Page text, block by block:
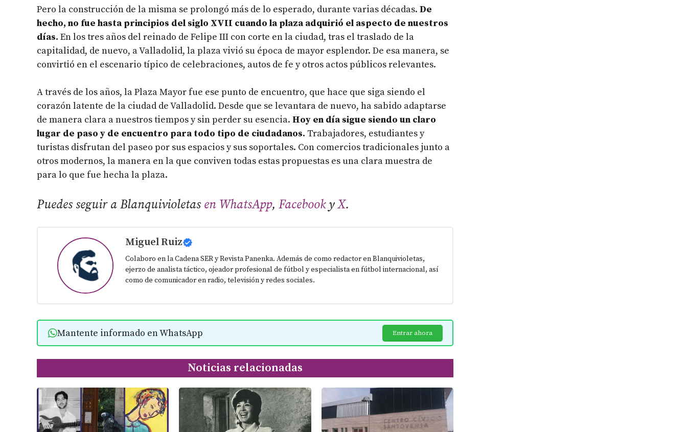
Pero la construcción de la misma se prolongó más de lo esperado, durante varias décadas. De
hecho, no fue hasta principios del siglo XVII cuando la plaza adquirió el aspecto de nuestros
días. En los tres años del reinado de Felipe III con corte en la ciudad, tras el traslado de la
capitalidad, de nuevo, a Valladolid, la plaza vivió su época de mayor esplendor. De esa manera, se
convirtió en el escenario típico de celebraciones, autos de fe y otros actos públicos relevantes.
A través de los años, la Plaza Mayor fue ese punto de encuentro, que hace que siga siendo el
corazón latente de la ciudad de Valladolid. Desde que se levantara de nuevo, ha sabido adaptarse
de manera clara a nuestros tiempos y sin perder su esencia. Hoy en día sigue siendo un claro
lugar de paso y de encuentro para todo tipo de ciudadanos. Trabajadores, estudiantes y
turistas disfrutan del paseo por sus espacios y sus soportales. Con comercios tradicionales junto a
otros modernos, la manera en la que conviven todas estas propuestas es una clara muestra de
para lo que fue hecha la plaza.
Puedes seguir a Blanquivioletas en WhatsApp, FacebookyX.
Miguel Ruiz
Colaboro en la Cadena SER y Revista Panenka. Además de como redactor en Blanquivioletas,
ejerzo de analista táctico, ojeador profesional de fútbol y especialista en fútbol internacional, así
como de comunicador en radio, televisión y redes sociales.
Mantente informado en WhatsApp Entrar ahora
Noticias relacionadas